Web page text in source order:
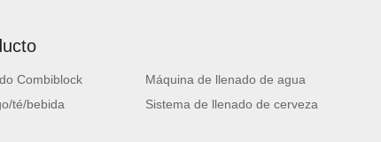
Combiblock Máquina de llenado de agua
té/bebida
Sistema de llenado de cerveza